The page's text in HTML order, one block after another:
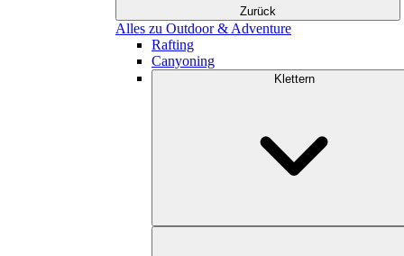
Zurück
Alles zu Outdoor & Adventure
Rafting
Canyoning
Klettern